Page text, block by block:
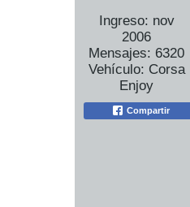
Ingreso: nov
2006
Mensajes: 6320
Vehículo: Corsa
Enjoy
Compartir